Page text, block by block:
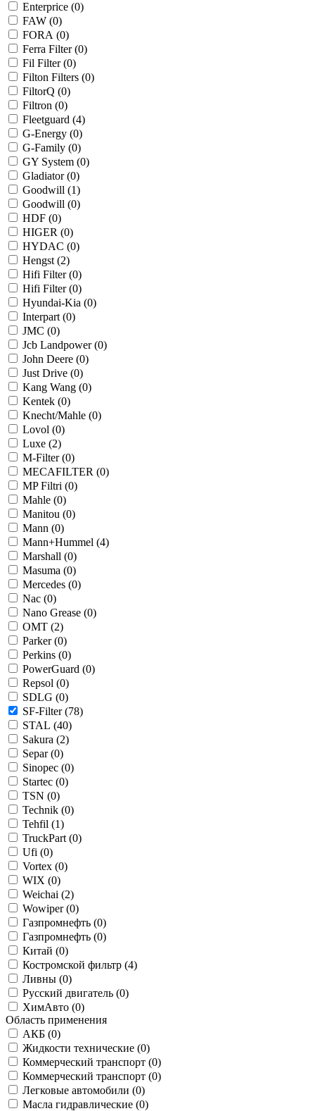
Enterprice (0)
FAW (0)
FORA (0)
Ferra Filter (0)
Fil Filter (0)
Filton Filters (0)
FiltorQ (0)
Filtron (0)
Fleetguard (4)
G-Energy (0)
G-Family (0)
GY System (0)
Gladiator (0)
Goodwill (1)
Goodwill (0)
HDF (0)
HIGER (0)
HYDAC (0)
Hengst (2)
Hifi Filter (0)
Hifi Filter (0)
Hyundai-Kia (0)
Interpart (0)
JMC (0)
Jcb Landpower (0)
John Deere (0)
Just Drive (0)
Kang Wang (0)
Kentek (0)
Knecht/Mahle (0)
Lovol (0)
Luxe (2)
M-Filter (0)
MECAFILTER (0)
MP Filtri (0)
Mahle (0)
Manitou (0)
Mann (0)
Mann+Hummel (4)
Marshall (0)
Masuma (0)
Mercedes (0)
Nac (0)
Nano Grease (0)
OMT (2)
Parker (0)
Perkins (0)
PowerGuard (0)
Repsol (0)
SDLG (0)
SF-Filter (78)
STAL (40)
Sakura (2)
Separ (0)
Sinopec (0)
Startec (0)
TSN (0)
Technik (0)
Tehfil (1)
TruckPart (0)
Ufi (0)
Vortex (0)
WIX (0)
Weichai (2)
Wowiper (0)
Газпромнефть (0)
Газпромнефть (0)
Китай (0)
Костромской фильтр (4)
Ливны (0)
Русский двигатель (0)
ХимАвто (0)
Область применения
АКБ (0)
Жидкости технические (0)
Коммерческий транспорт (0)
Коммерческий транспорт (0)
Легковые автомобили (0)
Масла гидравлические (0)